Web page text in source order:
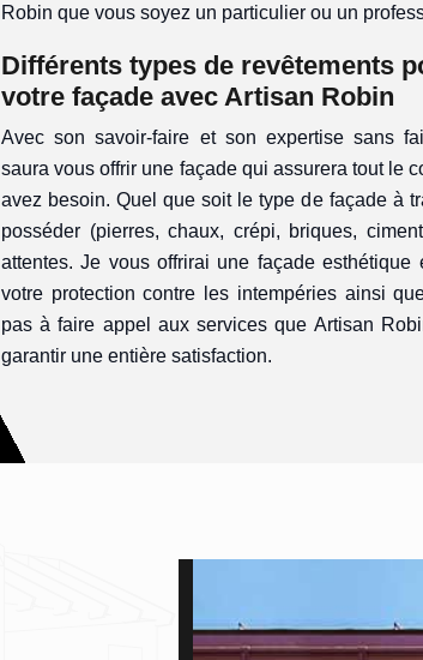
Robin que vous soyez un particulier ou un
Différents types de revêtements
votre façade avec Artisan Robin
Avec son savoir-faire et son expertise sans
saura vous offrir une façade qui assurera tout le
avez besoin. Quel que soit le type de façade à
posséder (pierres, chaux, crépi, briques,
attentes. Je vous offrirai une façade esthétique
votre protection contre les intempéries ainsi
pas à faire appel aux services que Artisan
garantir une entière satisfaction.